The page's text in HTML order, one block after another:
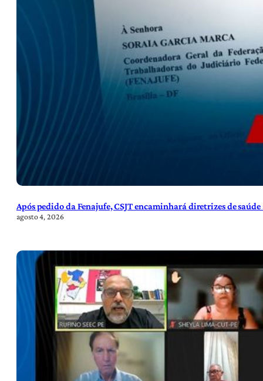
Após pedido da Fenajufe, CSJT encaminhará diretrizes de
agosto 4, 2026